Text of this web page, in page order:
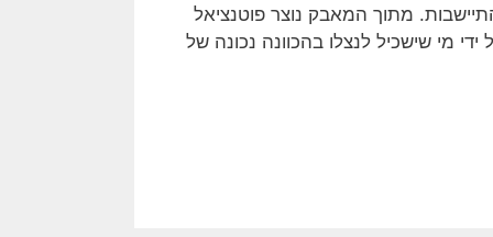
מתוך המאבק נוצר פוטנציאל
מי שישכיל לנצלו בהכוונה נכונה של